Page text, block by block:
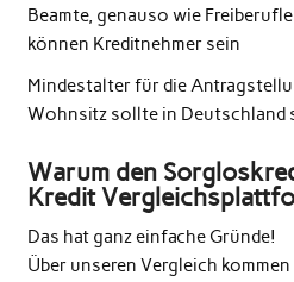
Beamte, genauso wie
können Kreditnehmer sein
Mindestalter für die
Wohnsitz sollte in Deutschland
Warum den
Kredit
Das hat ganz einfache Gründe!
Über unseren Vergleich